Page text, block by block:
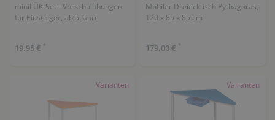
miniLÜK-Set - Vorschulübungen
für Einsteiger, ab 5 Jahre
19,95 € *
Mobiler Dreiecktisch Pythagoras,
120 x 85 x 85 cm
179,00 € *
Varianten Varianten